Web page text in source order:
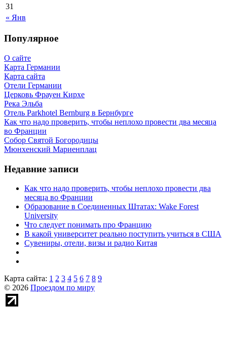
« Янв
31
Популярное
О сайте
Карта Германии
Карта сайта
Отели Германии
Церковь Фрауен Кирхе
Река Эльба
Отель Parkhotel Bernburg в Бернбурге
Как что надо проверить, чтобы неплохо провести два месяца
во Франции
Собор Святой Богородицы
Мюнхенский Мариенплац
Недавние записи
Как что надо проверить, чтобы неплохо провести два
месяца во Франции
Образование в Соединенных Штатах: Wake Forest
University
Что следует понимать про Францию
В какой университет реально поступить учиться в США
Сувениры, отели, визы и радио Китая
Карта сайта: 1 2 3 4 5 6 7 8 9
© 2026 Проездом по миру